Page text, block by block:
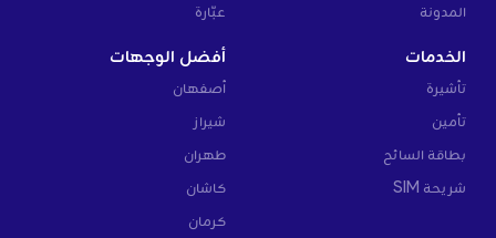
المدونة
عبّارة
الخدمات
تأشيرة
تأمين
بطاقة السائح
شريحة SIM
أفضل الوجهات
أصفهان
شيراز
طهران
كاشان
كرمان